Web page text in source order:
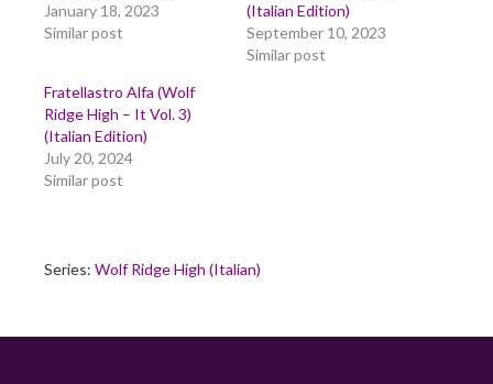
January 18, 2023
Similar post
(Italian Edition)
September 10, 2023
Similar post
Fratellastro Alfa (Wolf
Ridge High – It Vol. 3)
(Italian Edition)
July 20, 2024
Similar post
Series: Wolf Ridge High (Italian)